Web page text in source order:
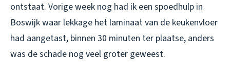
ontstaat. Vorige week nog had ik een spoedhulp in
Boswijk waar lekkage het laminaat van de keukenvloer
had aangetast, binnen 30 minuten ter plaatse, anders
was de schade nog veel groter geweest.